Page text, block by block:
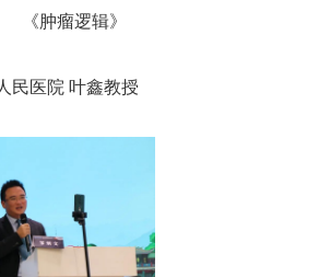
《肿瘤逻辑》
民医院 叶鑫教授